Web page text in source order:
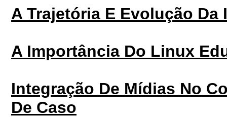
A Trajetória E Evolução
A Importância Do Linux
Integração De Mídias No
De Caso